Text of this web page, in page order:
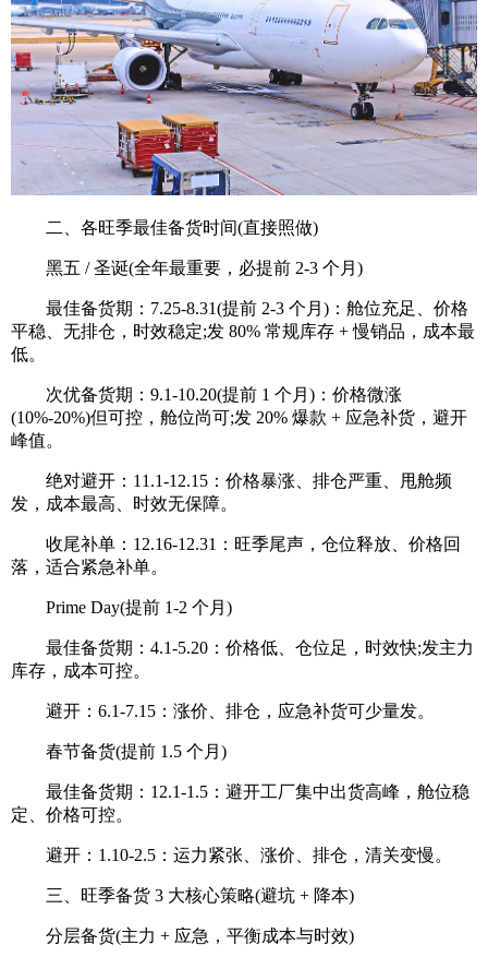
二、各旺季最佳备货时间(直接照做)
黑五 / 圣诞(全年最重要，必提前 2-3 个月)
最佳备货期：7.25-8.31(提前 2-3 个月)：舱位充足、价格
平稳、无排仓，时效稳定;发 80% 常规库存 + 慢销品，成本最
低。
次优备货期：9.1-10.20(提前 1 个月)：价格微涨
(10%-20%)但可控，舱位尚可;发 20% 爆款 + 应急补货，避开
峰值。
绝对避开：11.1-12.15：价格暴涨、排仓严重、甩舱频
发，成本最高、时效无保障。
收尾补单：12.16-12.31：旺季尾声，仓位释放、价格回
落，适合紧急补单。
Prime Day(提前 1-2 个月)
最佳备货期：4.1-5.20：价格低、仓位足，时效快;发主力
库存，成本可控。
避开：6.1-7.15：涨价、排仓，应急补货可少量发。
春节备货(提前 1.5 个月)
最佳备货期：12.1-1.5：避开工厂集中出货高峰，舱位稳
定、价格可控。
避开：1.10-2.5：运力紧张、涨价、排仓，清关变慢。
三、旺季备货 3 大核心策略(避坑 + 降本)
分层备货(主力 + 应急，平衡成本与时效)